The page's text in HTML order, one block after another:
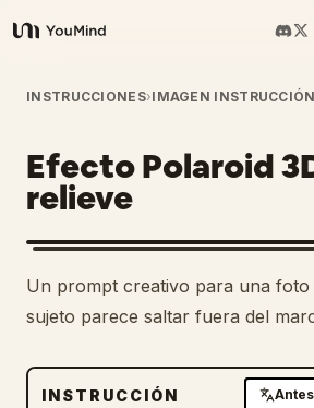
YouMind
Resumen
Casos de uso
Habilidades
Prompts
Precios
INSTRUCCIONES›IMAGEN INSTRUCCIÓN
Efecto Polaroid
relieve
Un prompt creativo para una foto
sujeto parece saltar fuera del
INSTRUCCIÓN